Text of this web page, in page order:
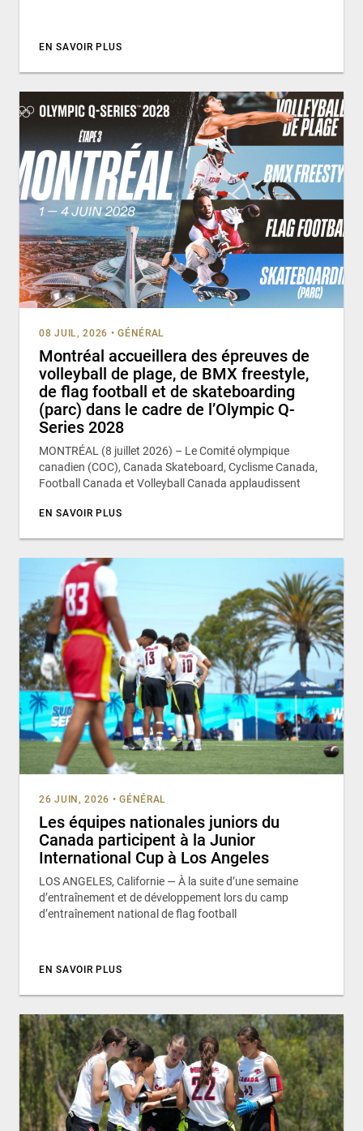
EN SAVOIR PLUS
08 JUIL, 2026 • GÉNÉRAL
Montréal accueillera des épreuves de
volleyball de plage, de BMX freestyle,
de flag football et de skateboarding
(parc) dans le cadre de l’Olympic Q-
Series 2028
MONTRÉAL (8 juillet 2026) – Le Comité olympique
canadien (COC), Canada Skateboard, Cyclisme Canada,
Football Canada et Volleyball Canada applaudissent
EN SAVOIR PLUS
26 JUIN, 2026 • GÉNÉRAL
Les équipes nationales juniors du
Canada participent à la Junior
International Cup à Los Angeles
LOS ANGELES, Californie — À la suite d’une semaine
d’entraînement et de développement lors du camp
d’entraînement national de flag football
EN SAVOIR PLUS